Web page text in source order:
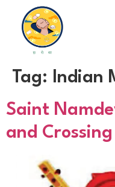
Tag: Indian
Saint
and